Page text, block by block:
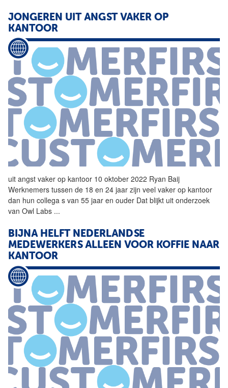
JONGEREN UIT ANGST VAKER OP
KANTOOR
uit angst vaker op kantoor 10 oktober 2022 Ryan Baij
Werknemers tussen de 18 en 24 jaar zijn veel vaker op kantoor
dan hun collega s van 55 jaar en ouder Dat blijkt uit onderzoek
van Owl Labs ...
BIJNA HELFT NEDERLANDSE
MEDEWERKERS ALLEEN VOOR KOFFIE NAAR
KANTOOR